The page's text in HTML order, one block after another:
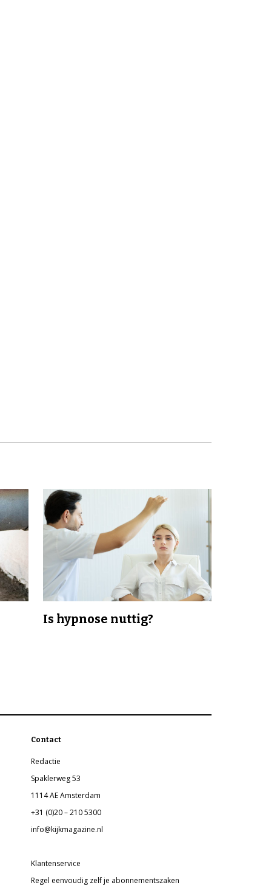
Is hypnose nuttig?
Contact
Redactie
Spaklerweg 53
1114 AE Amsterdam
+31 (0)20 – 210 5300
info@kijkmagazine.nl
Klantenservice
Regel eenvoudig zelf je abonnementszaken